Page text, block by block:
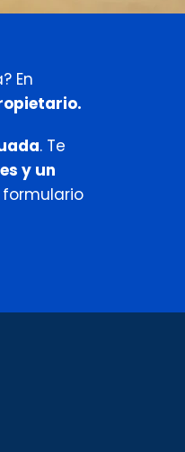
En
. Te
y un
formulario